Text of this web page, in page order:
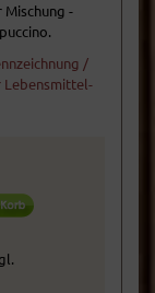
Mischung -
/
Lebensmittel-